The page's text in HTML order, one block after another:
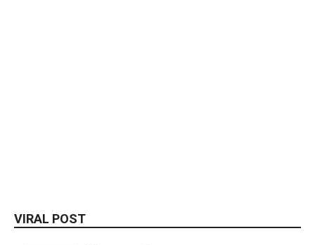
VIRAL POST